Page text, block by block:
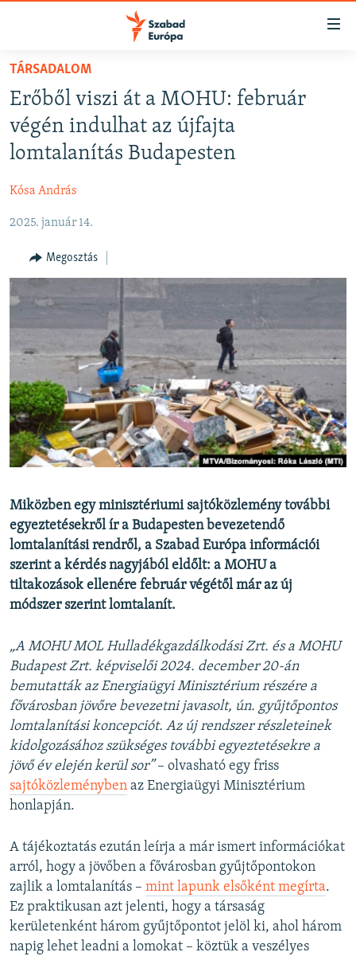
Akadálymentes
Ugrás
fő
oldalra
Ugrás
tartalomjegyzékre
NAPIRENDEN
AKTUÁLIS
PODCASTOK
ELEMZŐ
NER15
SZABADON
TÁRSADALOM
DEMOKRÁCIA
A PÉNZ NYOMÁBAN
EURÓPAI UNIÓ
VILÁG
KLÍMAVÁLTOZÁS
A MÚLT TANULSÁGAI
KÖVESSEN MINKET!
Valamennyi RFE/RL weboldal
TÁRSADALOM
Erőből viszi át a MOHU: február
végén indulhat az újfajta
lomtalanítás Budapesten
Kósa András
2025. január 14.
Megosztás
Miközben egy minisztériumi sajtóközlemény további
egyeztetésekről ír a Budapesten bevezetendő
lomtalanítási rendről, a Szabad Európa információi
szerint a kérdés nagyjából eldőlt: a MOHU a
tiltakozások ellenére február végétől már az új
módszer szerint lomtalanít.
„A MOHU MOL Hulladékgazdálkodási Zrt. és a MOHU
Budapest Zrt. képviselői 2024. december 20-án
bemutatták az Energiaügyi Minisztérium részére a
fővárosban jövőre bevezetni javasolt, ún. gyűjtőpontos
lomtalanítási koncepciót. Az új rendszer részleteinek
kidolgozásához szükséges további egyeztetésekre a
jövő év elején kerül sor”– olvasható egy friss
sajtóközleményben az Energiaügyi Minisztérium
honlapján.
A tájékoztatás ezután leírja a már ismert információkat
arról, hogy a jövőben a fővárosban gyűjtőpontokon
zajlik a lomtalanítás – mint lapunk elsőként megírta.
Ez praktikusan azt jelenti, hogy a társaság
kerületenként három gyűjtőpontot jelöl ki, ahol három
napig lehet leadni a lomokat – köztük a veszélyes
FELIRATKOZÁS